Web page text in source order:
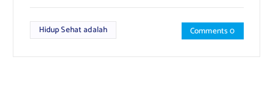
Hidup Sehat adalah Comments 0